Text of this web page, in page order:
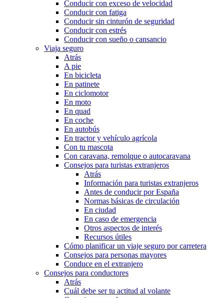
Conducir con exceso de velocidad
Conducir con fatiga
Conducir sin cinturón de seguridad
Conducir con estrés
Conducir con sueño o cansancio
Viaja seguro
Atrás
A pie
En bicicleta
En patinete
En ciclomotor
En moto
En quad
En coche
En autobús
En tractor y vehículo agrícola
Con tu mascota
Con caravana, remolque o autocaravana
Consejos para turistas extranjeros
Atrás
Información para turistas extranjeros
Antes de conducir por España
Normas básicas de circulación
En ciudad
En caso de emergencia
Otros aspectos de interés
Recursos útiles
Cómo planificar un viaje seguro por carretera
Consejos para personas mayores
Conduce en el extranjero
Consejos para conductores
Atrás
Cuál debe ser tu actitud al volante